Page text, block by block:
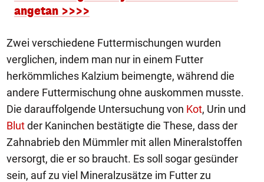
angetan >>>>
Zwei verschiedene Futtermischungen wurden
verglichen, indem man nur in einem Futter
herkömmliches Kalzium beimengte, während die
andere Futtermischung ohne auskommen musste.
Die darauffolgende Untersuchung von Kot, Urin und
Blutder Kaninchen bestätigte die These, dass der
Zahnabrieb den Mümmler mit allen Mineralstoffen
versorgt, die er so braucht. Es soll sogar gesünder
sein, auf zu viel Mineralzusätze im Futter zu